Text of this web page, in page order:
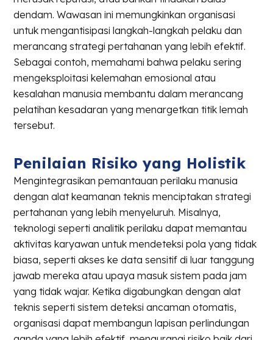
dendam. Wawasan ini memungkinkan organisasi
untuk mengantisipasi langkah-langkah pelaku dan
merancang strategi pertahanan yang lebih efektif.
Sebagai contoh, memahami bahwa pelaku sering
mengeksploitasi kelemahan emosional atau
kesalahan manusia membantu dalam merancang
pelatihan kesadaran yang menargetkan titik lemah
tersebut.
Penilaian Risiko yang Holistik
Mengintegrasikan pemantauan perilaku manusia
dengan alat keamanan teknis menciptakan strategi
pertahanan yang lebih menyeluruh. Misalnya,
teknologi seperti analitik perilaku dapat memantau
aktivitas karyawan untuk mendeteksi pola yang tidak
biasa, seperti akses ke data sensitif di luar tanggung
jawab mereka atau upaya masuk sistem pada jam
yang tidak wajar. Ketika digabungkan dengan alat
teknis seperti sistem deteksi ancaman otomatis,
organisasi dapat membangun lapisan perlindungan